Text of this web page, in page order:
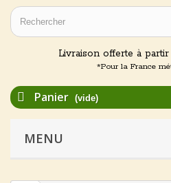
Livraison offerte à partir
*Pour la France
Panier (vide)
MENU